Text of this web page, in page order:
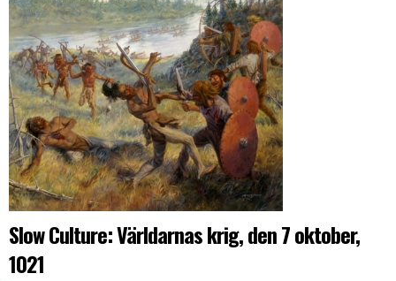
Slow Culture: Världarnas krig, den 7 oktober,
1021